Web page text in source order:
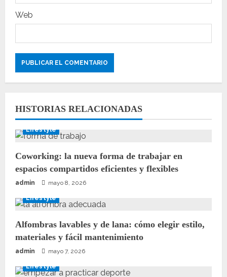
a
s
Web
HISTORIAS RELACIONADAS
Lifestyle
Coworking: la nueva forma de trabajar en
espacios compartidos eficientes y flexibles
admin mayo 8, 2026
Lifestyle
Alfombras lavables y de lana: cómo elegir estilo,
materiales y fácil mantenimiento
admin mayo 7, 2026
Lifestyle